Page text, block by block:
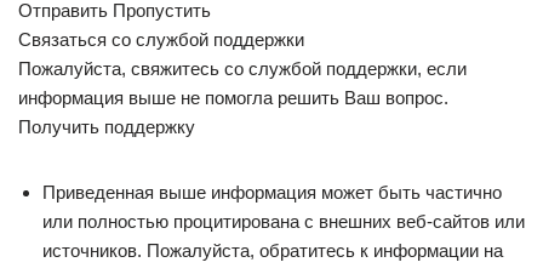
Отправить Пропустить
Связаться со службой поддержки
Пожалуйста, свяжитесь со службой поддержки, если
информация выше не помогла решить Ваш вопрос.
Получить поддержку
Приведенная выше информация может быть частично
или полностью процитирована с внешних веб-сайтов или
источников. Пожалуйста, обратитесь к информации на